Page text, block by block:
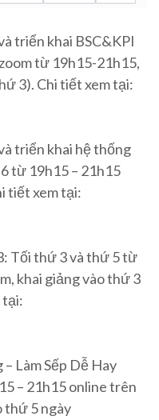
triển khai BSC&KPI
từ 19h15-21h15,
3). Chi tiết xem tại:
triển khai hệ thống
từ 19h15 – 21h15
tiết xem tại:
Tối thứ 3 và thứ 5 từ
khai giảng vào thứ 3
tại:
Làm Sếp Dễ Hay
– 21h15 online trên
thứ 5 ngày